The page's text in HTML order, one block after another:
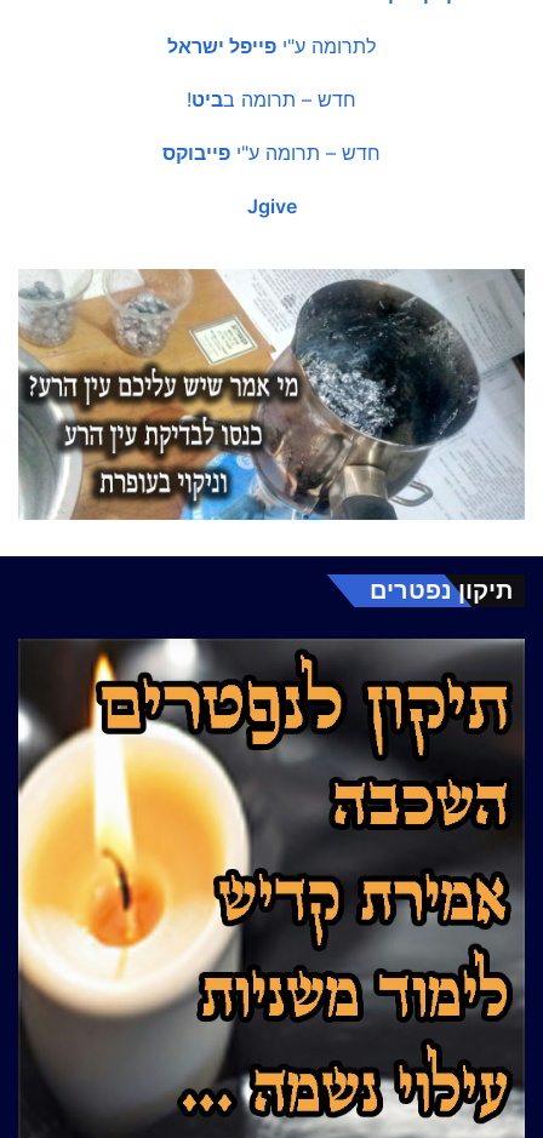
לתרומה ע"י פייפל ישראל
חדש – תרומה בביט!
חדש – תרומה ע"י פייבוקס
Jgive
תיקון נפטרים